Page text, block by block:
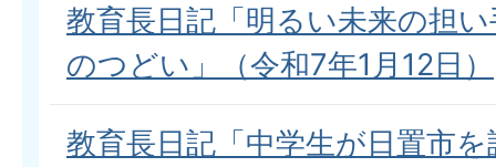
教育長日記「明るい未来の担
のつどい」（令和7年1月12日）
教育長日記「中学生が日置市